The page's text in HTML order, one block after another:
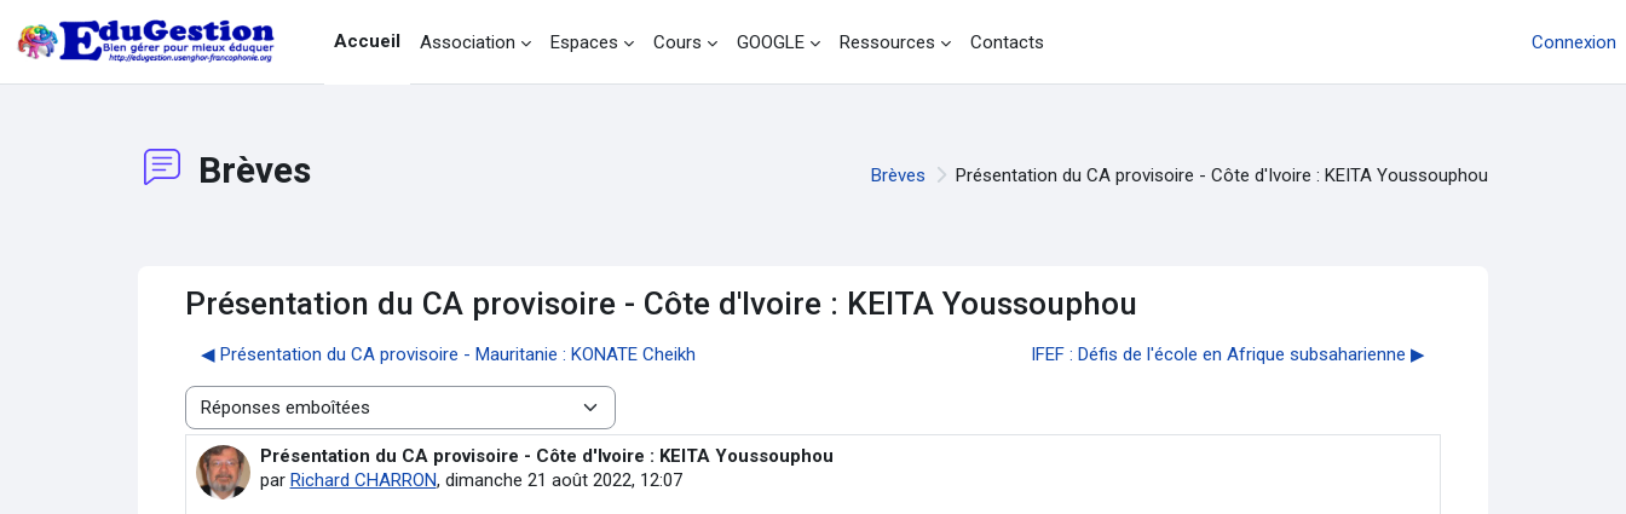
Accueil
Association Espaces Cours GOOGLE Ressources Contacts Connexion
Brèves Brèves Présentation du CA provisoire - Côte d'Ivoire : KEITA Youssouphou
Présentation du CA provisoire - Côte d'Ivoire : KEITA Youssouphou
◀︎ Présentation du CA provisoire - Mauritanie : KONATE Cheikh IFEF : Défis de l'école en Afrique subsaharienne ▶︎
Type d’affichage
Présentation du CA provisoire - Côte d'Ivoire : KEITA Youssouphou
par Richard CHARRON, dimanche 21 août 2022, 12:07
Nombre de réponses : 0